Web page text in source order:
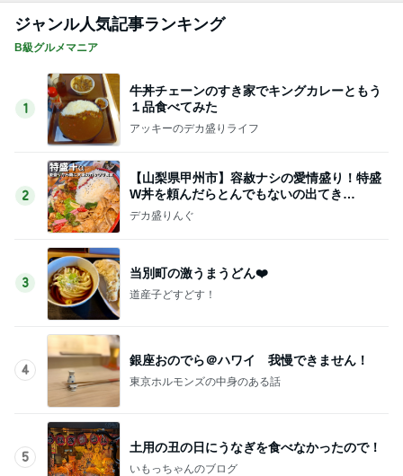
ジャンル人気記事ランキング
B級グルメマニア
1
牛丼チェーンのすき家でキングカレーともう
１品食べてみた
アッキーのデカ盛りライフ
2
【山梨県甲州市】容赦ナシの愛情盛り！特盛
W丼を頼んだらとんでもないの出てき
た…！〜花藤食堂さん〜
デカ盛りんぐ
3
当別町の激うまうどん❤️
道産子どすどす！
4
銀座おのでら＠ハワイ 我慢できません！
東京ホルモンズの中身のある話
5
土用の丑の日にうなぎを食べなかったので！
いもっちゃんのブログ